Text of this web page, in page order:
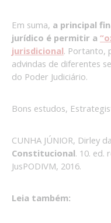
Em suma, a principal
jurídico é permitir a
jurisdicional. Portanto,
advindas de diferentes
do Poder Judiciário.
Bons estudos,
CUNHA JÚNIOR, Dirley
Constitucional. 10. ed.
JusPODIVM, 2016.
Leia também: